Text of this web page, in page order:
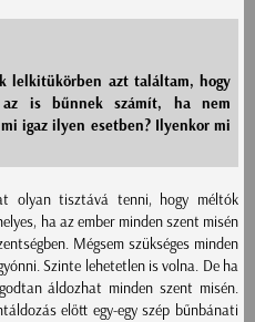
lelkitükörben azt találtam, hogy
is bűnnek számít, ha nem
igaz ilyen esetben? Ilyenkor mi
olyan tisztává tenni, hogy méltók
ha az ember minden szent misén
Mégsem szükséges minden
Szinte lehetetlen is volna. De ha
áldozhat minden szent misén.
előtt egy-egy szép bűnbánati